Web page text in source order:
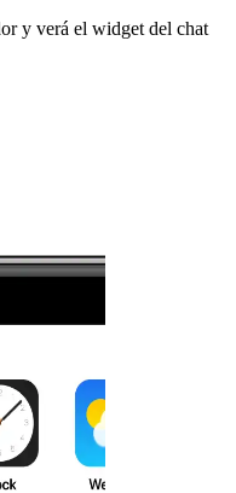
y verá el widget del chat